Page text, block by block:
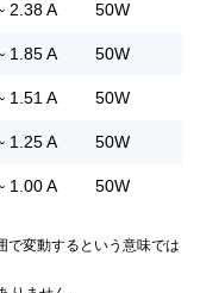
2.38 A 50W
1.85 A 50W
1.51 A 50W
1.25 A 50W
1.00 A 50W
で変動するという意味では